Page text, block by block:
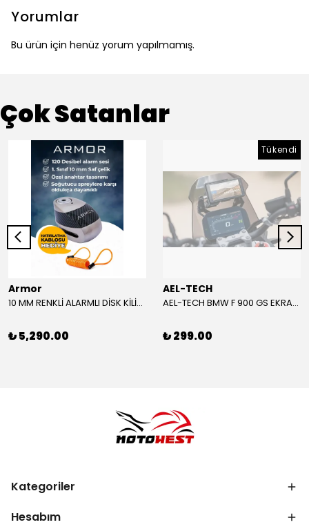
Yorumlar
Bu ürün için henüz yorum yapılmamış.
Çok Satanlar
Armor
10 MM RENKLİ ALARMLI DİSK KİLİDİ YENİ VERSİYON
₺ 5,290.00
Tükendi
AEL-TECH
AEL-TECH BMW F 900 GS EKRAN/GÖSTERGE KORUYUCU 2024-2025
₺ 299.00
Kategoriler
Hesabım